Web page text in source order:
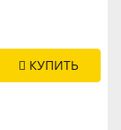
КУПИТЬ